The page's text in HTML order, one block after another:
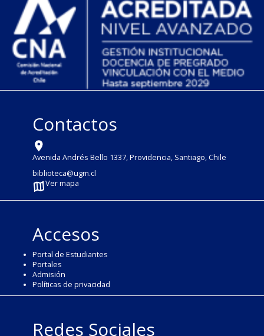
Contactos
Avenida Andrés Bello 1337, Providencia, Santiago, Chile
biblioteca@ugm.cl
Ver mapa
Accesos
Portal de Estudiantes
Portales
Admisión
Políticas de privacidad
Redes Sociales